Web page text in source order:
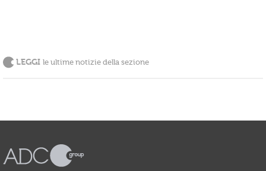
LEGGI le ultime notizie della sezione